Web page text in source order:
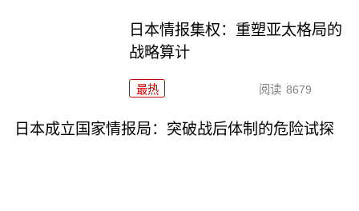
日本情报集权：重塑亚太格局的
战略算计
最热 阅读 8679
日本成立国家情报局：突破战后体制的危险试探